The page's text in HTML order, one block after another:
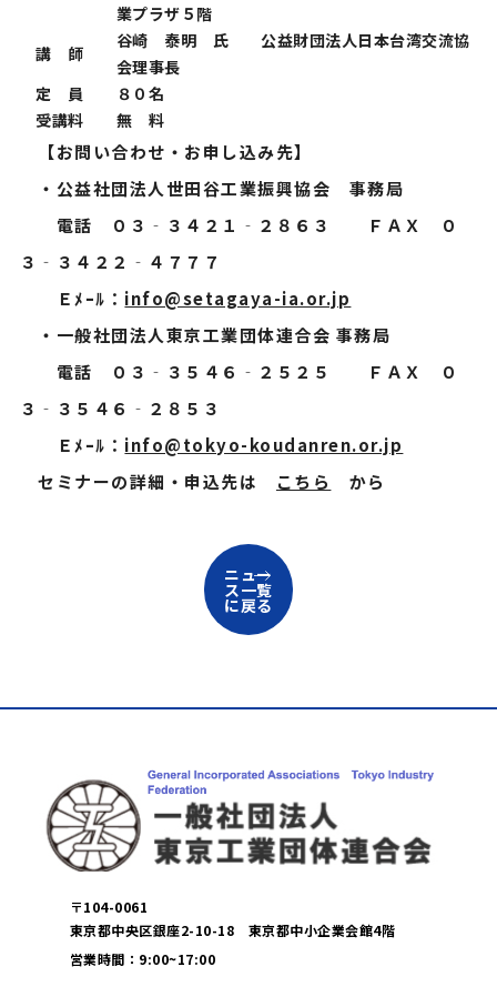
業プラザ５階
講 師
谷崎 泰明 氏 公益財団法人日本台湾交流協
会理事長
定 員
８０名
受講料
無 料
【お問い合わせ・お申し込み先】
・公益社団法人世田谷工業振興協会 事務局
電話 ０３‐３４２１‐２８６３ ＦＡＸ ０
３‐３４２２‐４７７７
Ｅﾒｰﾙ： info@setagaya-ia.or.jp
・一般社団法人東京工業団体連合会 事務局
電話 ０３‐３５４６‐２５２５ ＦＡＸ ０
３‐３５４６‐２８５３
Ｅﾒｰﾙ： info@tokyo-koudanren.or.jp
セミナーの詳細・申込先は こちら から
ニュー
ス一覧
に戻る
〒104-0061
東京都中央区銀座2-10-18 東京都中小企業会館4階
営業時間：9:00~17:00